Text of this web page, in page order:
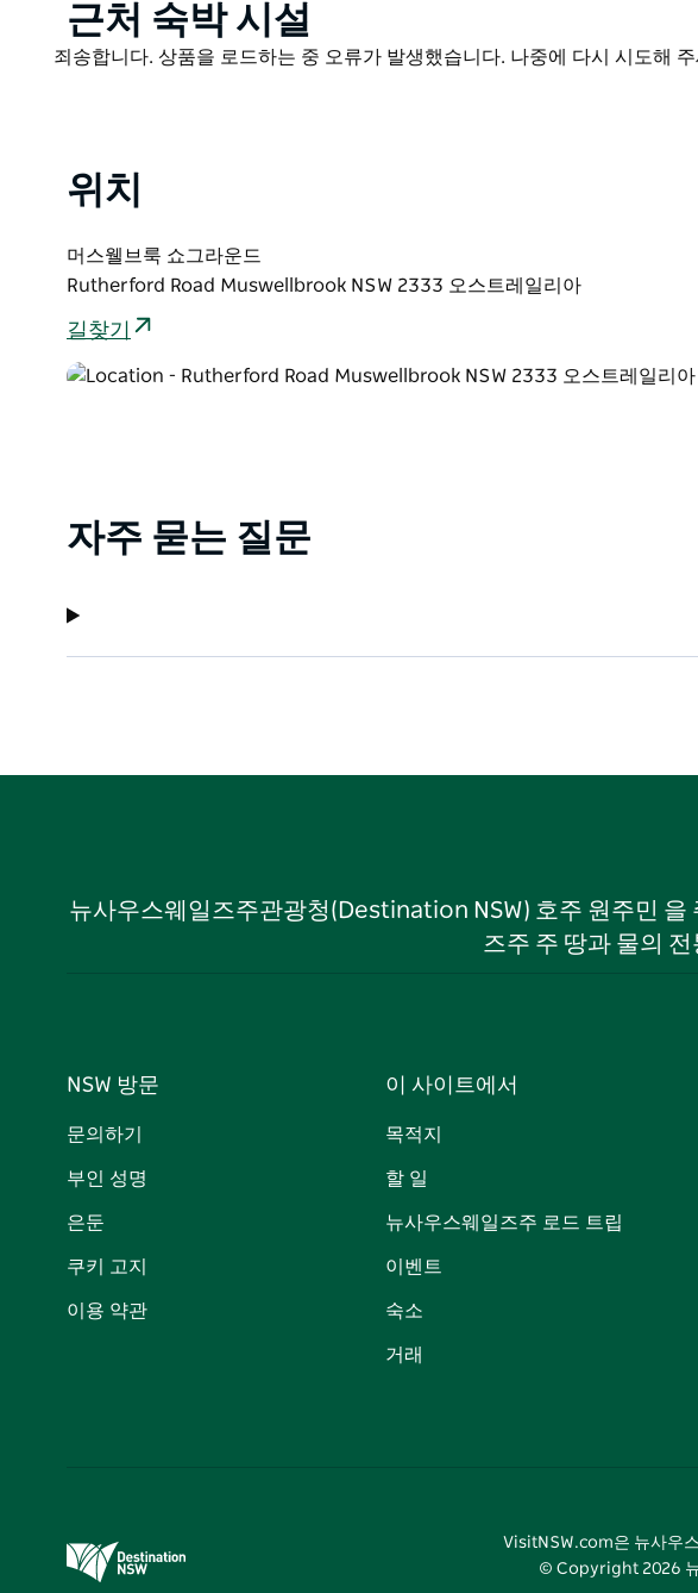
Product
List
근처 숙박 시설
Product
죄송합니다. 상품을 로드하는 중 오류가 발생했습니다. 나중에 다시 시도해
위치
머스웰브룩 쇼그라운드
Rutherford Road Muswellbrook NSW 2333 오스트레일리아
길찾기
자주 묻는 질문
뉴사우스웨일즈주관광청(Destination NSW) 호주 원주민
즈주 주 땅과 물의
NSW 방문
문의하기
부인 성명
은둔
쿠키 고지
이용 약관
이 사이트에서
목적지
할 일
뉴사우스웨일즈주 로드 트립
이벤트
숙소
거래
VisitNSW.com은 뉴사우
© Copyright 2026